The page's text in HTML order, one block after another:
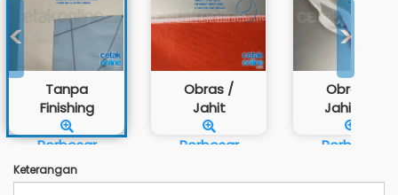
<
Tanpa
Finishing
Perbesar
Obras /
Jahit
Perbesar
Obras /
Jahit +...
Perbesar
>
Keterangan